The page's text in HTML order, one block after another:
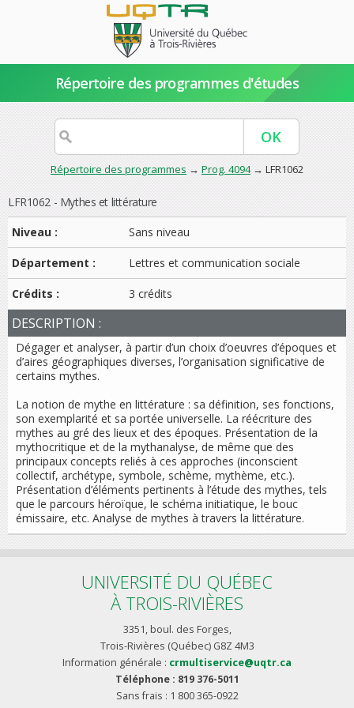
Répertoire des programmes d'études
Répertoire des programmes → Prog. 4094→ LFR1062
LFR1062 - Mythes et littérature
Niveau :
Sans niveau
Département : Lettres et communication sociale
Crédits : 3 crédits
DESCRIPTION :
Dégager et analyser, à partir d’un choix d’oeuvres d’époques et
d’aires géographiques diverses, l’organisation significative de
certains mythes.
La notion de mythe en littérature : sa définition, ses fonctions,
son exemplarité et sa portée universelle. La réécriture des
mythes au gré des lieux et des époques. Présentation de la
mythocritique et de la mythanalyse, de même que des
principaux concepts reliés à ces approches (inconscient
collectif, archétype, symbole, schème, mythème, etc.).
Présentation d’éléments pertinents à l’étude des mythes, tels
que le parcours héroïque, le schéma initiatique, le bouc
émissaire, etc. Analyse de mythes à travers la littérature.
UNIVERSITÉ DU QUÉBEC
À TROIS-RIVIÈRES
3351, boul. des Forges,
Trois-Rivières (Québec) G8Z 4M3
Information générale : crmultiservice@uqtr.ca
Téléphone : 819 376-5011
Sans frais : 1 800 365-0922